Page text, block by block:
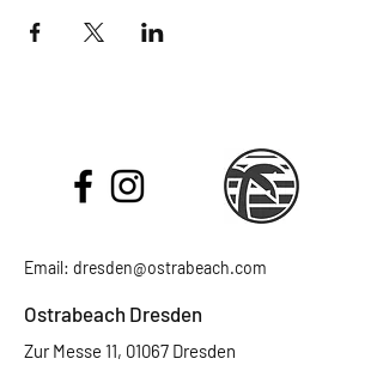
Email: dresden@ostrabeach.com
Ostrabeach Dresden
Zur Messe 11, 01067 Dresden